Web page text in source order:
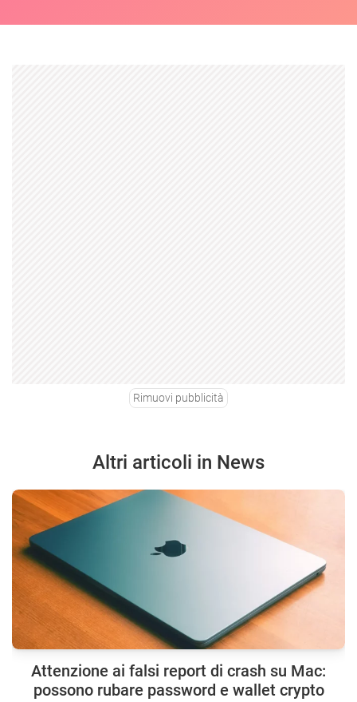
Rimuovi pubblicità
Altri articoli in News
Attenzione ai falsi report di crash su Mac:
possono rubare password e wallet crypto